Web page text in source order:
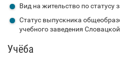
Вид на жительство по статусу
Статус выпускника
учебного заведения
Учёба